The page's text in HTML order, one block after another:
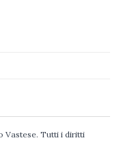
Vastese. Tutti i diritti